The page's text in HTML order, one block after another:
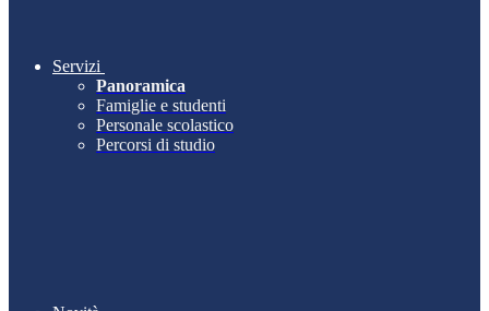
Servizi
Panoramica
Famiglie e studenti
Personale scolastico
Percorsi di studio